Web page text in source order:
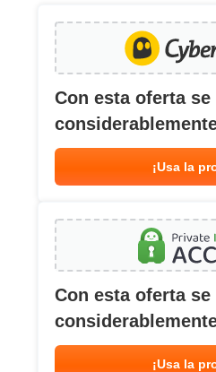
Con esta oferta
¡Usa la
Con esta oferta
¡Usa la